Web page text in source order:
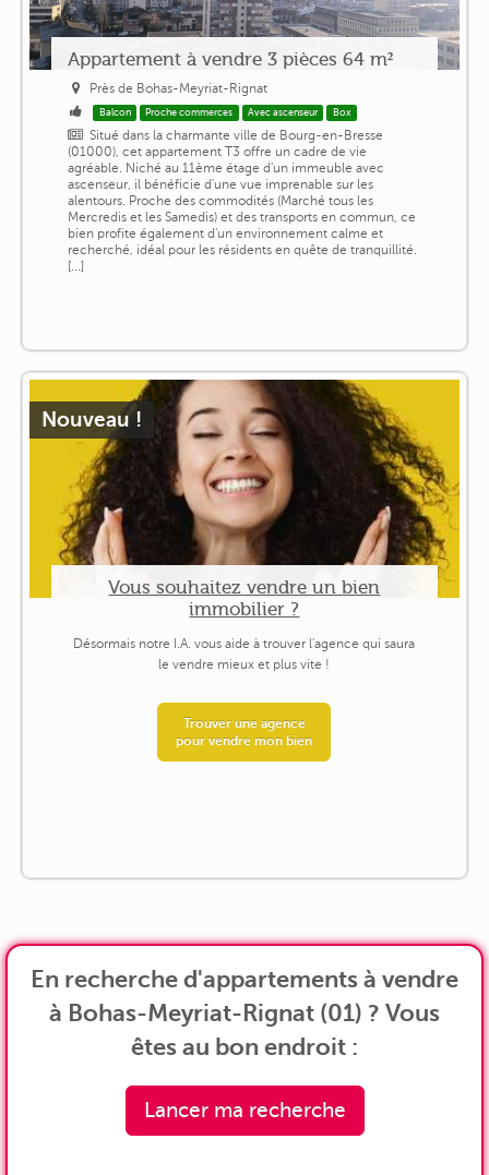
Appartement à vendre 3 pièces 64 m²
Près de Bohas-Meyriat-Rignat
Balcon Proche commerces Avec ascenseur Box
Situé dans la charmante ville de Bourg-en-Bresse
(01000), cet appartement T3 offre un cadre de vie
agréable. Niché au 11ème étage d'un immeuble avec
ascenseur, il bénéficie d'une vue imprenable sur les
alentours. Proche des commodités (Marché tous les
Mercredis et les Samedis) et des transports en commun, ce
bien profite également d'un environnement calme et
recherché, idéal pour les résidents en quête de tranquillité.
[...]
Nouveau !
Vous souhaitez vendre un bien
immobilier ?
Désormais notre I.A. vous aide à trouver l'agence qui saura
le vendre mieux et plus vite !
Trouver une agence
pour vendre mon bien
En recherche d'appartements à vendre
à Bohas-Meyriat-Rignat (01) ? Vous
êtes au bon endroit :
Lancer ma recherche